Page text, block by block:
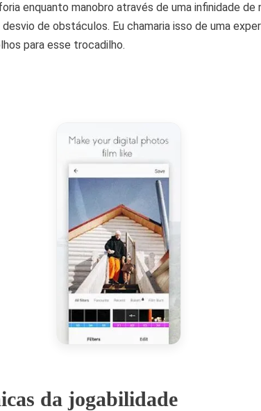
enquanto manobro através de uma infinidade
de obstáculos. Eu chamaria isso de uma
para esse trocadilho.
da jogabilidade